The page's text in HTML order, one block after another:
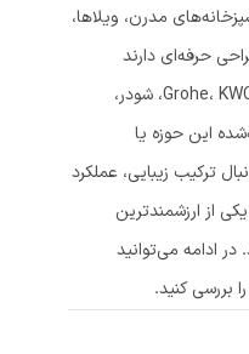
مدرن، ویلاها،
حرفه‌ای دارند
استفاده می‌شود. برندهایی مانند Grohe، KWC، شودر،
این حوزه یا
ترکیب زیبایی، عملکرد
از ارزشمندترین
در ادامه می‌توانید
بررسی کنید.